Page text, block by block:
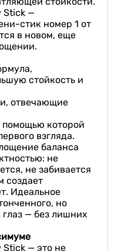
Stick —
стик номер 1 от
в новом, еще
стойкость и
отвечающие
помощью которой
взгляда.
баланса
не
не забивается
создает
Идеальное
но
— без лишних
Stick — это не